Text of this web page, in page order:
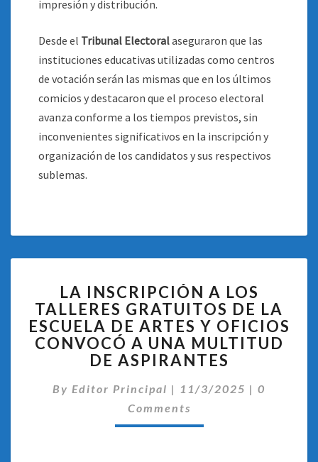
impresión y distribución.
Desde el Tribunal Electoralaseguraron que las
instituciones educativas utilizadas como centros
de votación serán las mismas que en los últimos
comicios y destacaron que el proceso electoral
avanza conforme a los tiempos previstos, sin
inconvenientes significativos en la inscripción y
organización de los candidatos y sus respectivos
sublemas.
INSCRIPCIÓN
A
LOS
TALLERES
GRATUITOS
DE
LA
ESCUELA
LA INSCRIPCIÓN A LOS
TALLERES GRATUITOS DE LA
ESCUELA DE ARTES Y OFICIOS
CONVOCÓ A UNA MULTITUD
DE ASPIRANTES
By Editor Principal | 11/3/2025 | 0
Comments